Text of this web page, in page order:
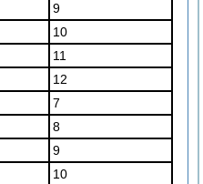
9
10
11
12
7
8
9
10